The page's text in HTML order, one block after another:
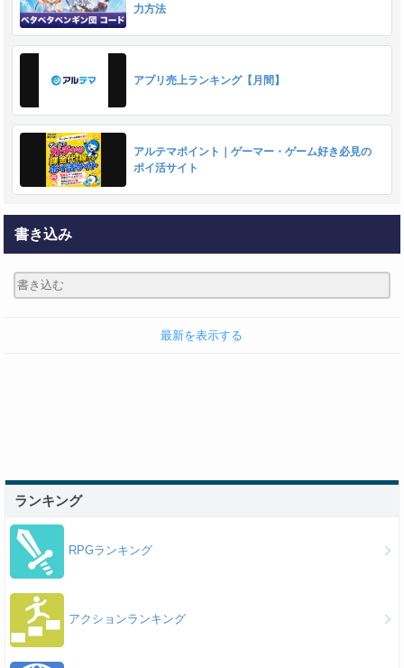
力方法
アプリ売上ランキング【月間】
アルテマポイント｜ゲーマー・ゲーム好き必見の
ポイ活サイト
書き込み
最新を表示する
ランキング
RPGランキング
アクションランキング